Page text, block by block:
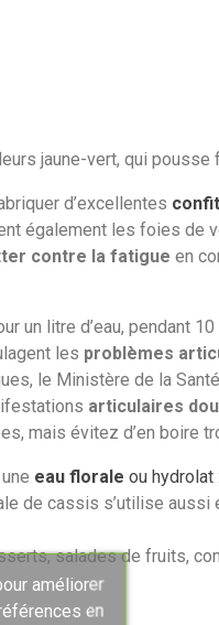
jaune-vert, qui pousse
d’excellentes
également les foies de
contre la fatigue en
un litre d’eau, pendant
les problèmes
le Ministère de la
articulaires
mais évitez d’en boire
eau florale ou hydrolat
de cassis s’utilise aussi
salades de fruits,
améliorer
en